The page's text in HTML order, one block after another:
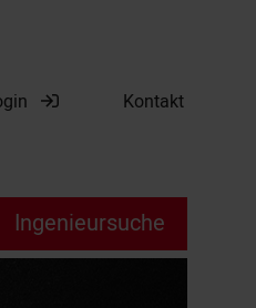
Kontakt
Ingenieursuche